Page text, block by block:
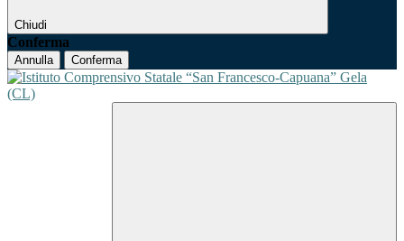
Chiudi
Conferma
Annulla Conferma